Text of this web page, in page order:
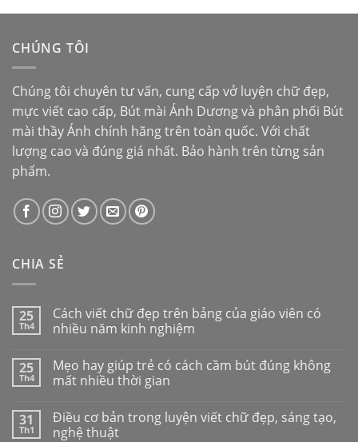
CHÚNG TÔI
Chúng tôi chuyên tư vấn, cung cấp vở luyện chữ đẹp,
mực viết cao cấp, Bút mài Ánh Dươngvà phân phối Bút
mài thầy Ánh chính hãng trên toàn quốc. Với chất
lượng cao và đúng giá nhất. Bảo hành trên từng sản
phẩm.
CHIA SẺ
25
Th4
Cách viết chữ đẹp trên bảng của giáo viên có
nhiều năm kinh nghiệm
25
Th4
Mẹo hay giúp trẻ có cách cầm bút đúng không
mất nhiều thời gian
31
Th1
Điều cơ bản trong luyện viết chữ đẹp, sáng tạo,
nghệ thuật